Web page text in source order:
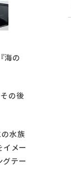
海の
の後
水族
メー
テー